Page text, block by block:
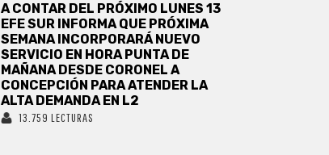
A CONTAR DEL PRÓXIMO LUNES 13
EFE SUR INFORMA QUE PRÓXIMA
SEMANA INCORPORARÁ NUEVO
SERVICIO EN HORA PUNTA DE
MAÑANA DESDE CORONEL A
CONCEPCIÓN PARA ATENDER LA
ALTA DEMANDA EN L2
13.759 LECTURAS